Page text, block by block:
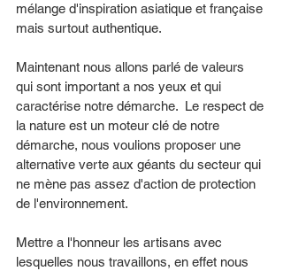
mélange d'inspiration asiatique et française
mais surtout authentique.
Maintenant nous allons parlé de valeurs
qui sont important a nos yeux et qui
caractérise notre démarche.  Le respect de
la nature est un moteur clé de notre
démarche, nous voulions proposer une
alternative verte aux géants du secteur qui
ne mène pas assez d'action de protection
de l'environnement.
Mettre a l'honneur les artisans avec
lesquelles nous travaillons, en effet nous